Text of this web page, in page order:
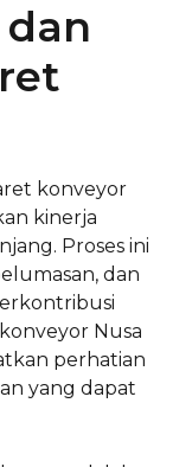
konveyor
kinerja
Proses ini
dan
Nusa
perhatian
yang dapat